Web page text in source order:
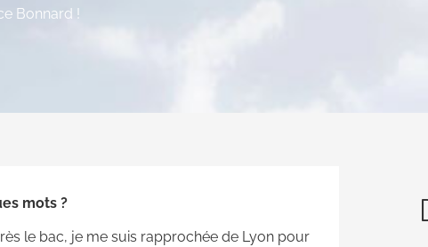
Bonnard !
mots ?
le bac, je me suis rapprochée de Lyon pour